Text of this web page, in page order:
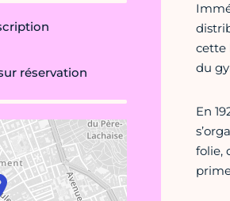
réservation
cette
du
En
folie,